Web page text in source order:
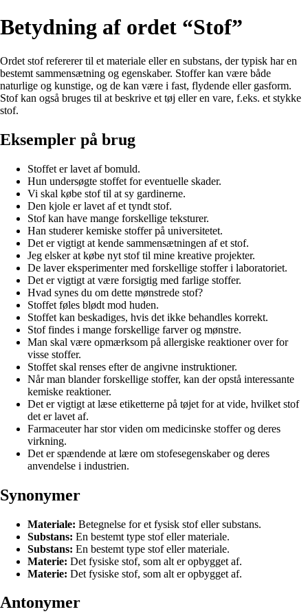
Betydning af ordet “Stof”
Ordet stof refererer til et materiale eller en substans, der typisk har en
bestemt sammensætning og egenskaber. Stoffer kan være både
naturlige og kunstige, og de kan være i fast, flydende eller gasform.
Stof kan også bruges til at beskrive et tøj eller en vare, f.eks. et stykke
stof.
Eksempler på brug
Stoffet er lavet af bomuld.
Hun undersøgte stoffet for eventuelle skader.
Vi skal købe stof til at sy gardinerne.
Den kjole er lavet af et tyndt stof.
Stof kan have mange forskellige teksturer.
Han studerer kemiske stoffer på universitetet.
Det er vigtigt at kende sammensætningen af et stof.
Jeg elsker at købe nyt stof til mine kreative projekter.
De laver eksperimenter med forskellige stoffer i laboratoriet.
Det er vigtigt at være forsigtig med farlige stoffer.
Hvad synes du om dette mønstrede stof?
Stoffet føles blødt mod huden.
Stoffet kan beskadiges, hvis det ikke behandles korrekt.
Stof findes i mange forskellige farver og mønstre.
Man skal være opmærksom på allergiske reaktioner over for
visse stoffer.
Stoffet skal renses efter de angivne instruktioner.
Når man blander forskellige stoffer, kan der opstå interessante
kemiske reaktioner.
Det er vigtigt at læse etiketterne på tøjet for at vide, hvilket stof
det er lavet af.
Farmaceuter har stor viden om medicinske stoffer og deres
virkning.
Det er spændende at lære om stofesegenskaber og deres
anvendelse i industrien.
Synonymer
Materiale: Betegnelse for et fysisk stof eller substans.
Substans: En bestemt type stof eller materiale.
Substans: En bestemt type stof eller materiale.
Materie: Det fysiske stof, som alt er opbygget af.
Materie: Det fysiske stof, som alt er opbygget af.
Antonymer